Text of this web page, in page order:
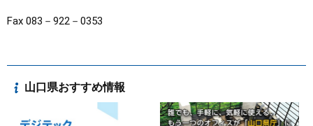
Fax 083－922－0353
山口県おすすめ情報